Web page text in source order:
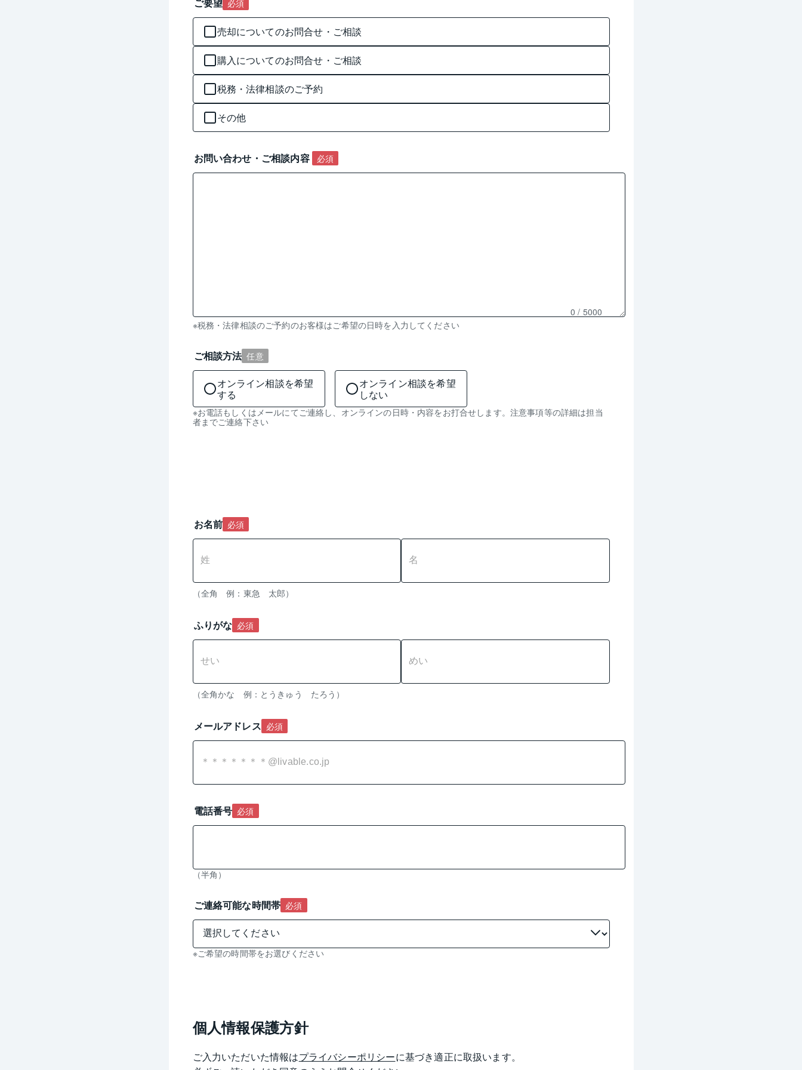
ご要望 必須
売却についてのお問合せ・ご相談
購入についてのお問合せ・ご相談
税務・法律相談のご予約
その他
お問い合わせ・ご相談内容 必須
残
0
文
力
可
能
0 / 5000
※税務・法律相談のご予約のお客様はご希望の日時を入力してください
ご相談方法 任意
オンライン相談を希望
する
オンライン相談を希望
しない
※お電話もしくはメールにてご連絡し、オンラインの日時・内容をお打合せします。注意事項等の詳細は担当
者までご連絡下さい
お名前 必須
（全角　例：東急　太郎）
ふりがな 必須
メールアドレス 必須
電話番号 必須
（半角）
ご連絡可能な時間帯 必須
※ご希望の時間帯をお選びください
個人情報保護方針
ご入力いただいた情報はプライバシーポリシーに基づき適正に取扱います。